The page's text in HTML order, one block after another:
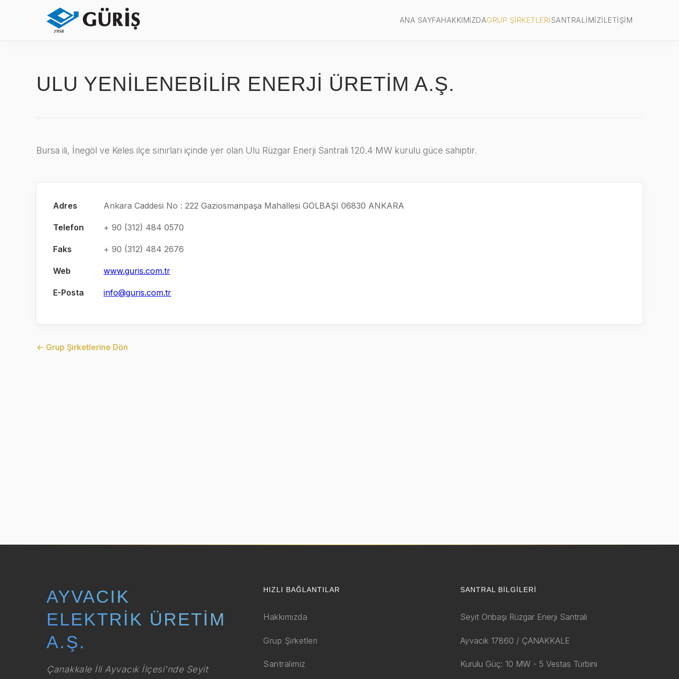
ANA SAYFAHAKKIMIZDAGRUP ŞIRKETLERISANTRALIMIZİLETIŞIM
ULU YENİLENEBİLİR ENERJİ ÜRETİM A.Ş.
Bursa ili, İnegöl ve Keles ilçe sınırları içinde yer olan Ulu Rüzgar Enerji Santrali 120.4 MW kurulu güce sahiptir.
Adres Ankara Caddesi No : 222 Gaziosmanpaşa Mahallesi GÖLBAŞI 06830 ANKARA
Telefon + 90 (312) 484 0570
Faks + 90 (312) 484 2676
Web www.guris.com.tr
E-Posta info@guris.com.tr
← Grup Şirketlerine Dön
AYVACIK
ELEKTRIK ÜRETIM
A.Ş.
Çanakkale İli Ayvacık İlçesi'nde Seyit
HIZLI BAĞLANTILAR
Hakkımızda
Grup Şirketleri
Santralimiz
SANTRAL BILGILERI
Seyit Onbaşı Rüzgar Enerji Santrali
Ayvacık 17860 / ÇANAKKALE
Kurulu Güç: 10 MW - 5 Vestas Türbini